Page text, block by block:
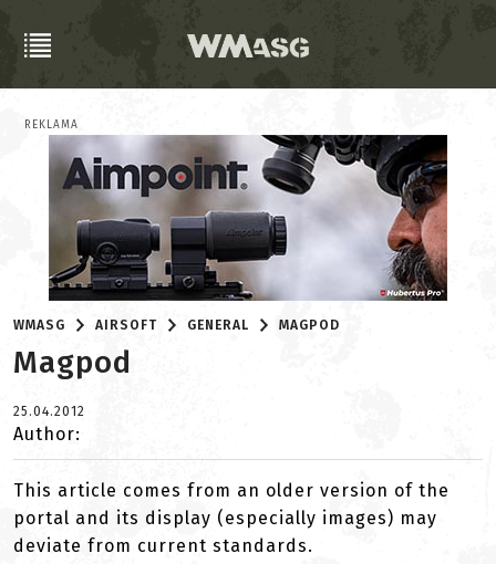
REKLAMA
WMASG AIRSOFT GENERAL MAGPOD
Magpod
25.04.2012
Author:
This article comes from an older version of the
portal and its display (especially images) may
deviate from current standards.